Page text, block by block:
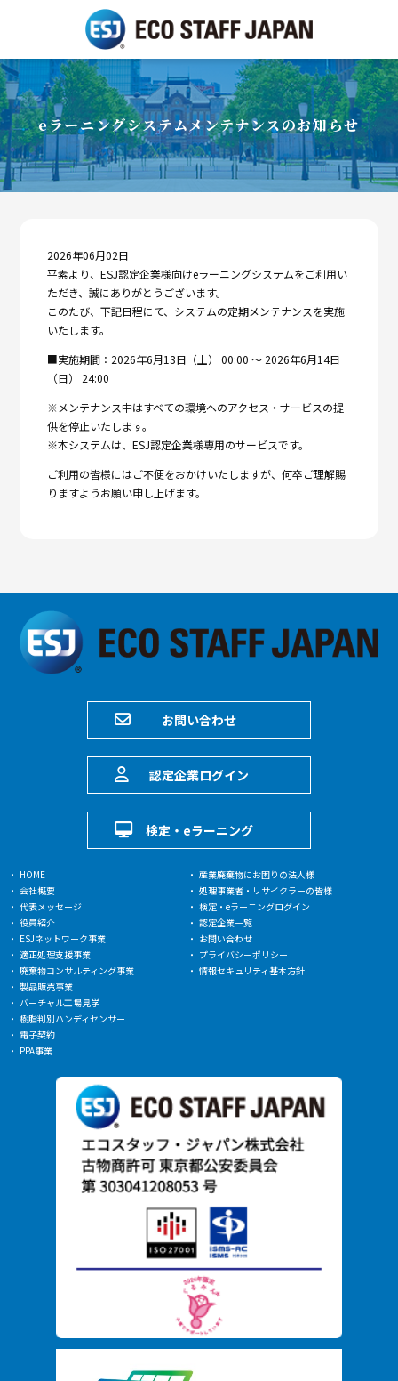
eラーニングシステムメンテナンスのお知らせ
2026年06月02日
平素より、ESJ認定企業様向けeラーニングシステムをご利用い
ただき、誠にありがとうございます。
このたび、下記日程にて、システムの定期メンテナンスを実施
いたします。
■実施期間：2026年6月13日（土） 00:00 ～ 2026年6月14日
（日） 24:00
※メンテナンス中はすべての環境へのアクセス・サービスの提
供を停止いたします。
※本システムは、ESJ認定企業様専用のサービスです。
ご利用の皆様にはご不便をおかけいたしますが、何卒ご理解賜
りますようお願い申し上げます。
お問い合わせ
認定企業ログイン
検定・eラーニング
HOME
会社概要
代表メッセージ
役員紹介
ESJネットワーク事業
適正処理支援事業
廃棄物コンサルティング事業
製品販売事業
バーチャル工場見学
樹脂判別ハンディセンサー
電子契約
PPA事業
産業廃棄物にお困りの法人様
処理事業者・リサイクラーの皆様
検定・eラーニングログイン
認定企業一覧
お問い合わせ
プライバシーポリシー
情報セキュリティ基本方針